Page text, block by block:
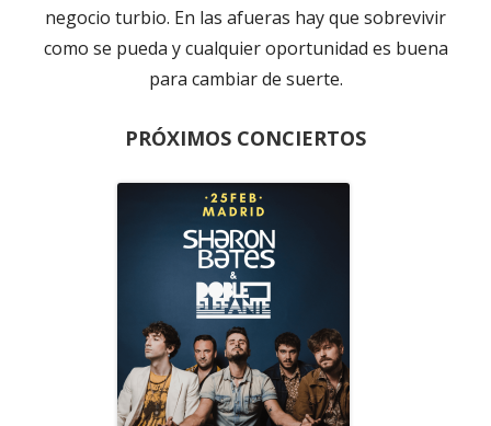
negocio turbio. En las afueras hay que sobrevivir
como se pueda y cualquier oportunidad es buena
para cambiar de suerte.
PRÓXIMOS CONCIERTOS